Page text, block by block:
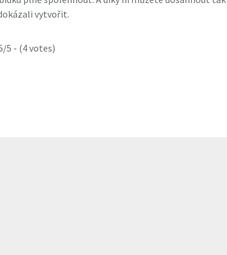
vytvořit.
5 - (4 votes)